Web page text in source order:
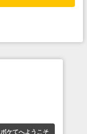
ボケてへようこそ